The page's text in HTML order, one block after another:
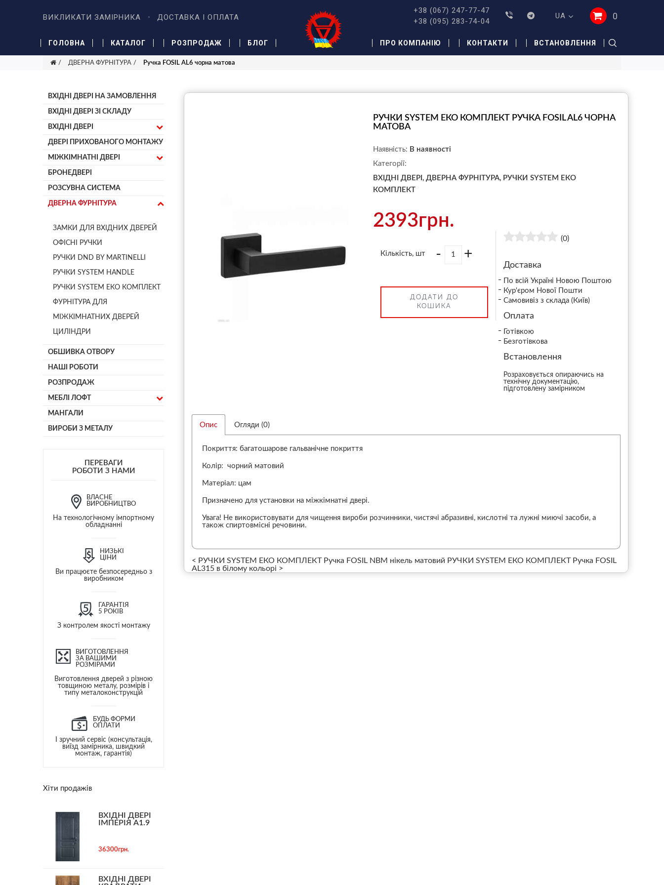
ВИКЛИКАТИ ЗАМІРНИКА ДОСТАВКА І ОПЛАТА
+38 (067) 247-77-47
+38 (095) 283-74-04
UA 0
ГОЛОВНА КАТАЛОГ РОЗПРОДАЖ БЛОГ ПРО КОМПАНІЮ КОНТАКТИ ВСТАНОВЛЕННЯ
ДВЕРНА ФУРНІТУРА Ручка FOSIL AL6 чорна матова
ВХІДНІ ДВЕРІ НА ЗАМОВЛЕННЯ
ВХІДНІ ДВЕРІ ЗІ СКЛАДУ
ВХІДНІ ДВЕРІ
ДВЕРІ ПРИХОВАНОГО МОНТАЖУ
МІЖКІМНАТНІ ДВЕРІ
БРОНЕДВЕРІ
РОЗСУВНА СИСТЕМА
ДВЕРНА ФУРНІТУРА
ЗАМКИ ДЛЯ ВХІДНИХ ДВЕРЕЙ
ОФІСНІ РУЧКИ
РУЧКИ DND BY MARTINELLI
РУЧКИ SYSTEM HANDLE
РУЧКИ SYSTEM ЕКО КОМПЛЕКТ
ФУРНІТУРА ДЛЯ
МІЖКІМНАТНИХ ДВЕРЕЙ
ЦИЛІНДРИ
ОБШИВКА ОТВОРУ
НАШІ РОБОТИ
РОЗПРОДАЖ
МЕБЛІ ЛОФТ
МАНГАЛИ
ВИРОБИ З МЕТАЛУ
ПЕРЕВАГИ
РОБОТИ З НАМИ
ВЛАСНЕ
ВИРОБНИЦТВО
На технологічному імпортному
обладнанні
НИЗЬКІ
ЦІНИ
Ви працюєте безпосередньо з
виробником
ГАРАНТІЯ
5 РОКІВ
З контролем якості монтажу
ВИГОТОВЛЕННЯ
ЗА ВАШИМИ
РОЗМІРАМИ
Виготовлення дверей з різною
товщиною металу, розмірів і
типу металоконструкцій
БУДЬ ФОРМИ
ОПЛАТИ
І зручний сервіс (консультація,
виїзд замірника, швидкий
монтаж, гарантія)
Хіти продажів
ВХІДНІ ДВЕРІ
ІМПЕРІЯ А1.9
36300грн.
ВХІДНІ ДВЕРІ
РУЧКИ SYSTEM ЕКО КОМПЛЕКТ РУЧКА FOSIL AL6 ЧОРНА
МАТОВА
Наявність: В наявності
Категорії:
ВХІДНІ ДВЕРІ, ДВЕРНА ФУРНІТУРА, РУЧКИ SYSTEM ЕКО
КОМПЛЕКТ
2393грн.
Кількість, шт - +
ДОДАТИ ДО
КОШИКА
(0)
Доставка
По всій Україні Новою Поштою
Кур'єром Нової Пошти
Самовивіз з склада (Київ)
Оплата
Готівкою
Безготівкова
Встановлення
Розраховується опираючись на
технічну документацію,
підготовлену замірником
Опис Огляди (0)
Покриття: багатошарове гальванічне покриття
Колір: чорний матовий
Матеріал: цам
Призначено для установки на міжкімнатні двері.
Увага! Не використовувати для чищення вироби розчинники, чистячі абразивні, кислотні та лужні миючі засоби, а
також спиртовмісні речовини.
< РУЧКИ SYSTEM ЕКО КОМПЛЕКТ Ручка FOSIL NBM нікель матовий РУЧКИ SYSTEM ЕКО КОМПЛЕКТ Ручка FOSIL
AL315 в білому кольорі >